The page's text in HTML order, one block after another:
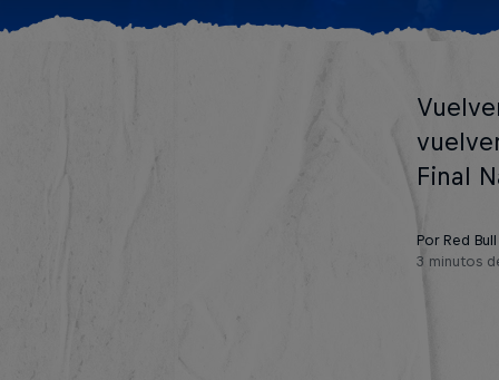
Final
Por Red Bull
3 minutos